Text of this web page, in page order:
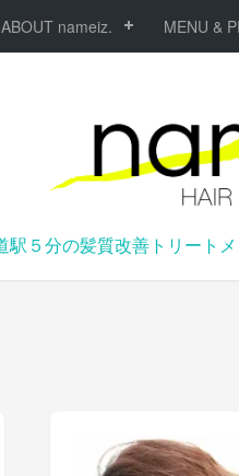
ABOUT nameiz. MENU &
駅５分の髪質改善トリート